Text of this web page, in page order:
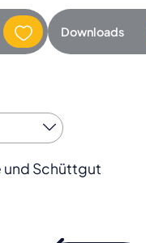
Downloads
und Schüttgut